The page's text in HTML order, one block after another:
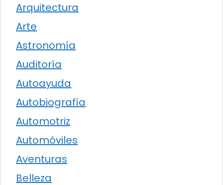
Arquitectura
Arte
Astronomía
Auditoría
Autoayuda
Autobiografía
Automotriz
Automóviles
Aventuras
Belleza